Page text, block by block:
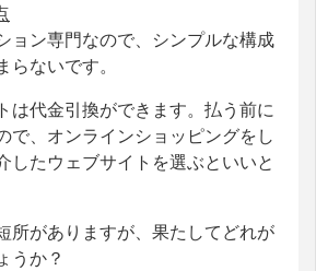
ョン専門なので、シンプルな構成
らないです。
は代金引換ができます。払う前に
で、オンラインショッピングをし
したウェブサイトを選ぶといいと
所がありますが、果たしてどれが
うか？